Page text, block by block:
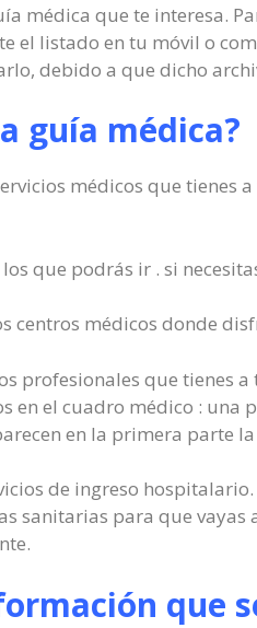
médica que te interesa.
el listado en tu móvil o
debido a que dicho
guía médica?
médicos que
que podrás ir . si
centros médicos donde
profesionales que tienes
en el cuadro médico :
en la primera parte
de ingreso
sanitarias para que
que